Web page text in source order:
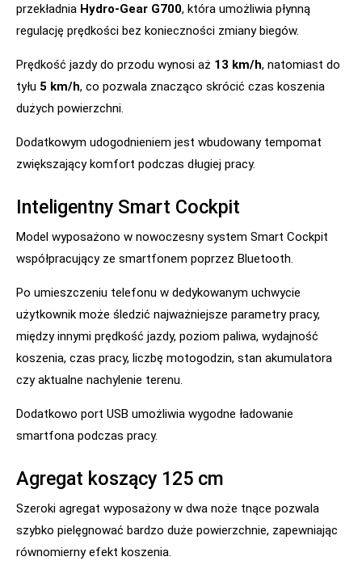
przekładnia Hydro-Gear G700, która umożliwia płynną
regulację prędkości bez konieczności zmiany biegów.
Prędkość jazdy do przodu wynosi aż 13 km/h, natomiast do
tyłu 5 km/h, co pozwala znacząco skrócić czas koszenia
dużych powierzchni.
Dodatkowym udogodnieniem jest wbudowany tempomat
zwiększający komfort podczas długiej pracy.
Inteligentny Smart Cockpit
Model wyposażono w nowoczesny system Smart Cockpit
współpracujący ze smartfonem poprzez Bluetooth.
Po umieszczeniu telefonu w dedykowanym uchwycie
użytkownik może śledzić najważniejsze parametry pracy,
między innymi prędkość jazdy, poziom paliwa, wydajność
koszenia, czas pracy, liczbę motogodzin, stan akumulatora
czy aktualne nachylenie terenu.
Dodatkowo port USB umożliwia wygodne ładowanie
smartfona podczas pracy.
Agregat koszący 125 cm
Szeroki agregat wyposażony w dwa noże tnące pozwala
szybko pielęgnować bardzo duże powierzchnie, zapewniając
równomierny efekt koszenia.